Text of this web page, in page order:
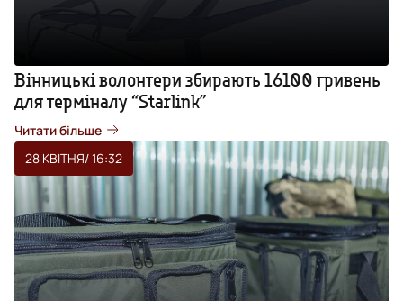
Вінницькі волонтери збирають 16100 гривень
для терміналу “Starlink”
Читати більше
28 КВІТНЯ/ 16:32